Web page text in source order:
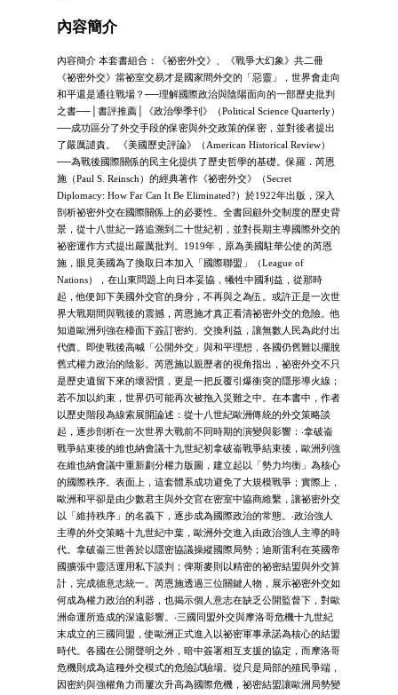
內容簡介
內容簡介 本套書組合：《祕密外交》、《戰爭大幻象》共二冊
《祕密外交》當祕室交易才是國家間外交的「惡靈」，世界會走向
和平還是通往戰場？──理解國際政治與陰陽面向的一部歷史批判
之書──│書評推薦│《政治學季刊》（Political Science Quarterly）
──成功區分了外交手段的保密與外交政策的保密，並對後者提出
了嚴厲譴責。 《美國歷史評論》（American Historical Review）
──為戰後國際關係的民主化提供了歷史哲學的基礎。保羅．芮恩
施（Paul S. Reinsch）的經典著作《祕密外交》（Secret
Diplomacy: How Far Can It Be Eliminated?）於1922年出版，深入
剖析祕密外交在國際關係上的必要性。全書回顧外交制度的歷史背
景，從十八世紀一路追溯到二十世紀初，並對長期主導國際外交的
祕密運作方式提出嚴厲批判。1919年，原為美國駐華公使的芮恩
施，眼見美國為了換取日本加入「國際聯盟」（League of
Nations），在山東問題上向日本妥協，犧牲中國利益，從那時
起，他便卸下美國外交官的身分，不再與之為伍。或許正是一次世
界大戰期間與戰後的震撼，芮恩施才真正看清祕密外交的危險。他
知道歐洲列強在檯面下簽訂密約、交換利益，讓無數人民為此付出
代價。即使戰後高喊「公開外交」與和平理想，各國仍舊難以擺脫
舊式權力政治的陰影。芮恩施以親歷者的視角指出，祕密外交不只
是歷史遺留下來的壞習慣，更是一把反覆引爆衝突的隱形導火線；
若不加以約束，世界仍可能再次被拖入災難之中。在本書中，作者
以歷史階段為線索展開論述：從十八世紀歐洲傳統的外交策略談
起，逐步剖析在一次世界大戰前不同時期的演變與影響：‧拿破崙
戰爭結束後的維也納會議十九世紀初拿破崙戰爭結束後，歐洲列強
在維也納會議中重新劃分權力版圖，建立起以「勢力均衡」為核心
的國際秩序。表面上，這套體系成功避免了大規模戰爭；實際上，
歐洲和平卻是由少數君主與外交官在密室中協商維繫，讓祕密外交
以「維持秩序」的名義下，逐步成為國際政治的常態。‧政治強人
主導的外交策略十九世紀中葉，歐洲外交進入由政治強人主導的時
代。拿破崙三世善於以隱密協議操縱國際局勢；迪斯雷利在英國帝
國擴張中靈活運用私下談判；俾斯麥則以精密的祕密結盟與外交算
計，完成德意志統一。芮恩施透過三位關鍵人物，展示祕密外交如
何成為權力政治的利器，也揭示個人意志在缺乏公開監督下，對歐
洲命運所造成的深遠影響。‧三國同盟外交與摩洛哥危機十九世紀
末成立的三國同盟，使歐洲正式進入以祕密軍事承諾為核心的結盟
時代。各國在公開聲明之外，暗中簽署相互支援的協定，而摩洛哥
危機則成為這種外交模式的危險試驗場。從只是局部的殖民爭端，
因密約與強權角力而屢次升高為國際危機，祕密結盟讓歐洲局勢變